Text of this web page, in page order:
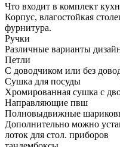
Что входит в комплект
Корпус, влагостойкая
фурнитура.
Ручки
Различные варианты
Петли
С доводчиком или без
Сушка для посуды
Хромированная сушка с
Направляющие пвш
Полновыдвижные
Дополнительно можно
лоток для стол. приборов